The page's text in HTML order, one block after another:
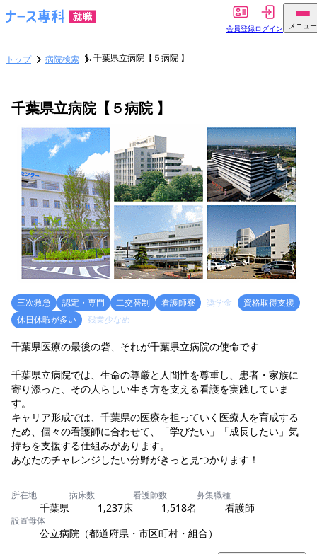
会員登録ログイン メニュー
トップ 病院検索 千葉県立病院【５病院 】
千葉県立病院【５病院 】
三次救急 認定・専門 二交替制 看護師寮 奨学金
資格取得支援
休日休暇が多い
残業少なめ
千葉県医療の最後の砦、それが千葉県立病院の使命です
千葉県立病院では、生命の尊厳と人間性を尊重し、患者・家族に
寄り添った、その人らしい生き方を支える看護を実践していま
す。
キャリア形成では、千葉県の医療を担っていく医療人を育成する
ため、個々の看護師に合わせて、「学びたい」「成長したい」気
持ちを支援する仕組みがあります。
あなたのチャレンジしたい分野がきっと見つかります！
所在地
千葉県
病床数
1,237床
看護師数
1,518名
募集職種
看護師
設置母体
公立病院（都道府県・市区町村・組合）